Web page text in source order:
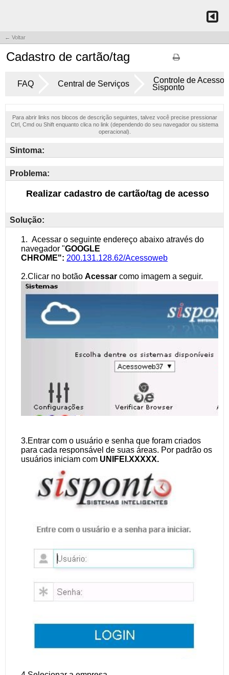
← Voltar
Cadastro de cartão/tag
FAQ Central de Serviços
Controle de Acesso -
Sisponto
Para abrir links nos blocos de descrição seguintes, talvez você precise pressionar
Ctrl, Cmd ou Shift enquanto clica no link (dependendo do seu navegador ou sistema
operacional).
Sintoma:
Problema:
Solução: